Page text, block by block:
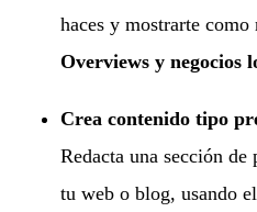
haces y mostrarte como
Overviews y negocios
Crea contenido tipo
Redacta una sección de
tu web o blog, usando